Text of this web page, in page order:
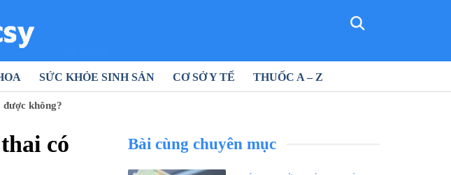
SỨC KHỎE SINH SẢN CƠ SỞ Y TẾ THUỐC A – Z
được không?
có
Bài cùng chuyên mục